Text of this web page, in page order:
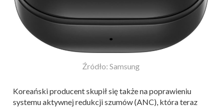
Źródło: Samsung
Koreański producent skupił się także na poprawieniu
systemu aktywnej redukcji szumów (ANC), która teraz